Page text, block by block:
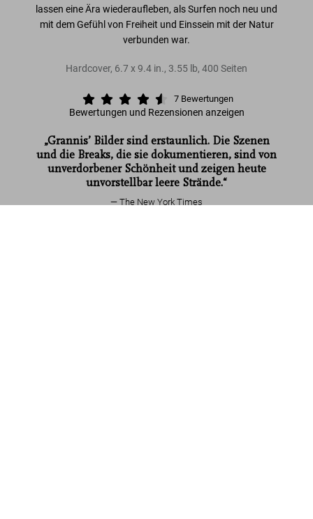
lassen eine Ära wiederaufleben, als Surfen noch neu und
mit dem Gefühl von Freiheit und Einssein mit der Natur
verbunden war.
Hardcover, 6.7 x9.4 in., 3.55 lb, 400 Seiten
7 Bewertungen
Bewertungen und Rezensionen anzeigen
„Grannis’ Bilder sind erstaunlich. Die Szenen
und die Breaks, die sie dokumentieren, sind von
unverdorbener Schönheit und zeigen heute
unvorstellbar leere Strände.“
The New York Times